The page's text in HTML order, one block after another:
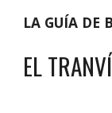
LA GUÍA DE
EL